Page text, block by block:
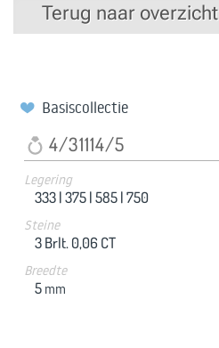
Terug naar overzicht
Basiscollectie
4/31114/5
Legering
333 |375 |585 |750
Steine
3 Brlt. 0,06 CT
Breedte
5 mm